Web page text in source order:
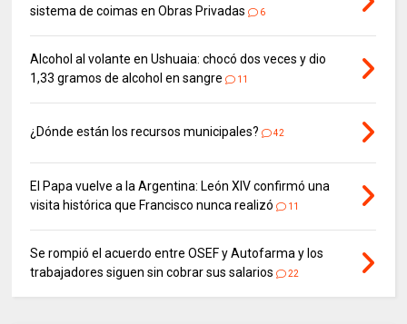
sistema de coimas en Obras Privadas
6
Alcohol al volante en Ushuaia: chocó dos veces y dio
1,33 gramos de alcohol en sangre
11
¿Dónde están los recursos municipales? 42
El Papa vuelve a la Argentina: León XIV confirmó una
visita histórica que Francisco nunca realizó
11
Se rompió el acuerdo entre OSEF y Autofarma y los
trabajadores siguen sin cobrar sus salarios
22